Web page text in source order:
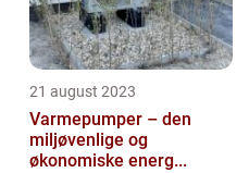
21 august 2023
Varmepumper – den
miljøvenlige og
økonomiske energ...